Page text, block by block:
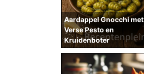
Aardappel Gnocchi met
Verse Pesto en
Kruidenboter